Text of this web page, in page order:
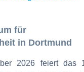
für
in Dortmund
2026 feiert das